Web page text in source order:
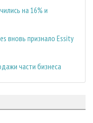
на 16% и
вновь признало Essity
части бизнеса